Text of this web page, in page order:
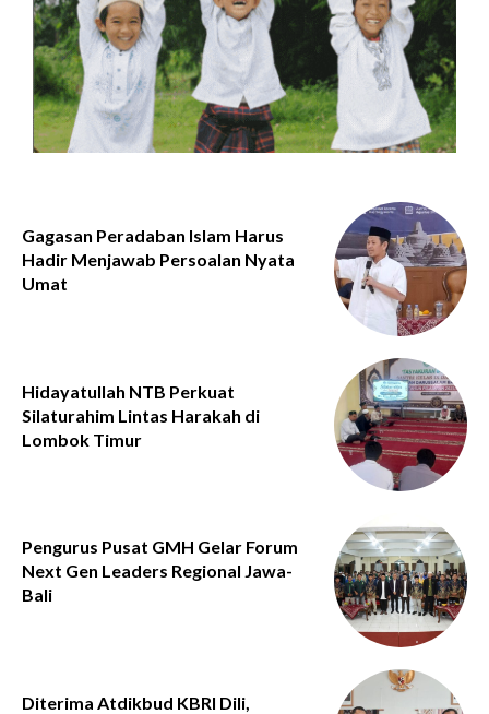
Gagasan Peradaban Islam Harus
Hadir Menjawab Persoalan Nyata
Umat
Hidayatullah NTB Perkuat
Silaturahim Lintas Harakah di
Lombok Timur
Pengurus Pusat GMH Gelar Forum
Next Gen Leaders Regional Jawa-
Bali
Diterima Atdikbud KBRI Dili,